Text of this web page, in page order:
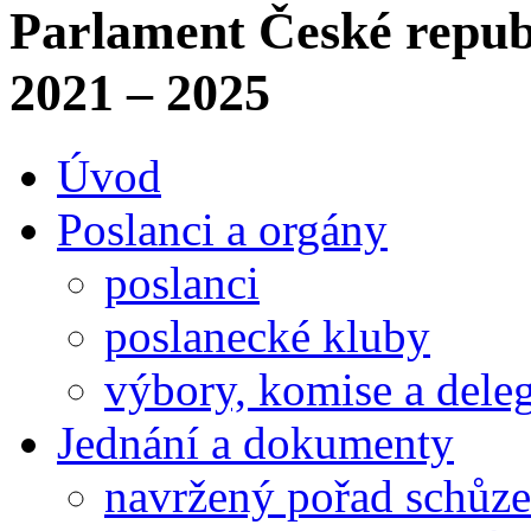
Parlament České
2021 – 2025
Úvod
Poslanci a orgány
poslanci
poslanecké kluby
výbory, komise a
Jednání a dokumenty
navržený pořad schůze